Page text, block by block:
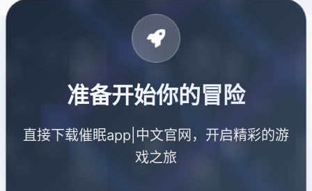
准备开始你的冒险
直接下载催眠app|中文官网，开启精彩的游
戏之旅